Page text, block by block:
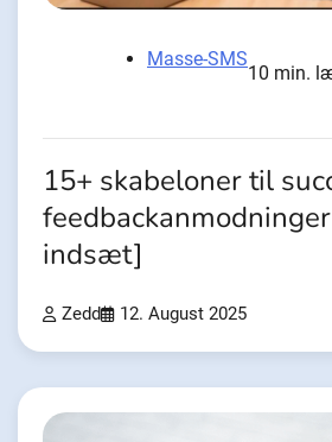
Masse-SMS
10 min.
15+ skabeloner til
indsæt]
Zedd 12. August 2025